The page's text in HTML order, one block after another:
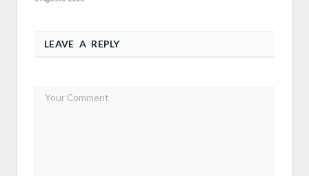
LEAVE A REPLY